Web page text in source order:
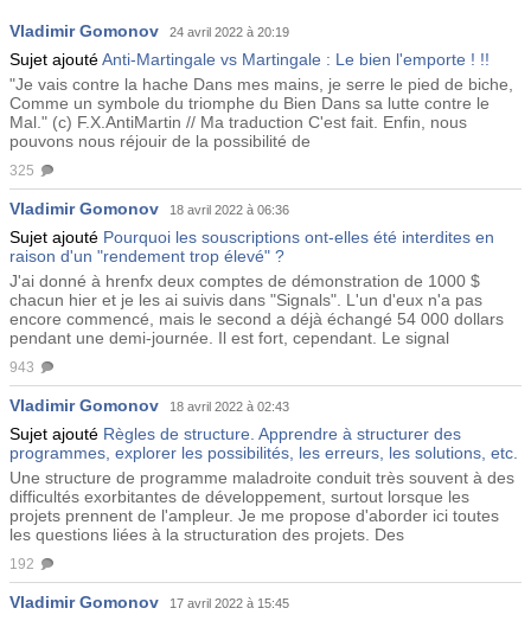
Alexandr Bryzgalov
Vladimir Gomonov 24 avril 2022 à 20:19
Sujet ajoutéAnti-Martingale vs Martingale : Le bien l'emporte ! !!
"Je vais contre la hache Dans mes mains, je serre le pied de biche,
Comme un symbole du triomphe du Bien Dans sa lutte contre le
Mal." (c) F.X.AntiMartin // Ma traduction C'est fait. Enfin, nous
pouvons nous réjouir de la possibilité de
325
Vladimir Gomonov 18 avril 2022 à 06:36
Sujet ajouté Pourquoi les souscriptions ont-elles été interdites en
raison d'un "rendement trop élevé" ?
J'ai donné à hrenfx deux comptes de démonstration de 1000 $
chacun hier et je les ai suivis dans "Signals". L'un d'eux n'a pas
encore commencé, mais le second a déjà échangé 54 000 dollars
pendant une demi-journée. Il est fort, cependant. Le signal
943
Vladimir Gomonov 18 avril 2022 à 02:43
Sujet ajouté Règles de structure. Apprendre à structurer des
programmes, explorer les possibilités, les erreurs, les solutions, etc.
Une structure de programme maladroite conduit très souvent à des
difficultés exorbitantes de développement, surtout lorsque les
projets prennent de l'ampleur. Je me propose d'aborder ici toutes
les questions liées à la structuration des projets. Des
192
Vladimir Gomonov 17 avril 2022 à 15:45